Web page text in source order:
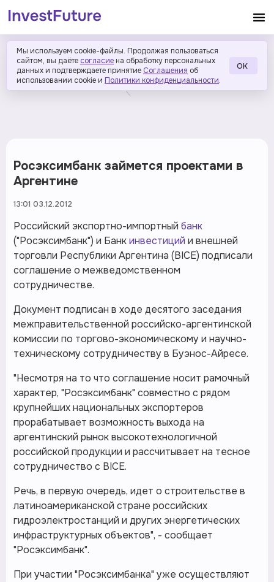
Мы используем cookie-файлы. Продолжая пользоваться
сайтом, вы даёте согласие на обработку персональных
данных и подтверждаете принятие Соглашения об
использовании cookie и Политики конфиденциальности.
ОК
Росэксимбанк займется проектами в
Аргентине
13:01 03.12.2012
Российский экспортно-импортный банк
("Росэксимбанк") и Банкинвестиций и внешней
торговли Республики Аргентина (BICE) подписали
соглашение о межведомственном
сотрудничестве.
Документ подписан в ходе десятого заседания
межправительственной российско-аргентинской
комиссии по торгово-экономическому и научно-
техническому сотрудничеству в Буэнос-Айресе.
"Несмотря на то что соглашение носит рамочный
характер, "Росэксимбанк" совместно с рядом
крупнейших национальных экспортеров
прорабатывает возможность выхода на
аргентинский рынок высокотехнологичной
российской продукции и рассчитывает на тесное
сотрудничество с BICE.
Речь, в первую очередь, идет о строительстве в
латиноамериканской стране российских
гидроэлектростанций и других энергетических
инфраструктурных объектов", - сообщает
"Росэксимбанк".
При участии "Росэксимбанка" уже осуществляют